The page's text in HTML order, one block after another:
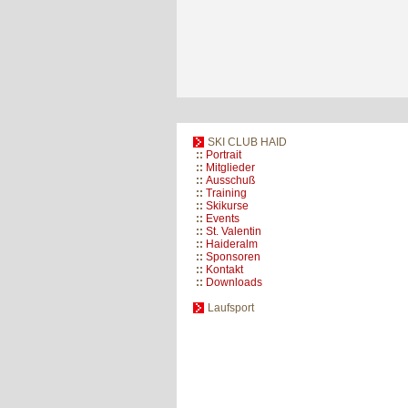
SKI CLUB HAID
:: Portrait
:: Mitglieder
:: Ausschuß
:: Training
:: Skikurse
:: Events
:: St. Valentin
:: Haideralm
:: Sponsoren
:: Kontakt
:: Downloads
Laufsport